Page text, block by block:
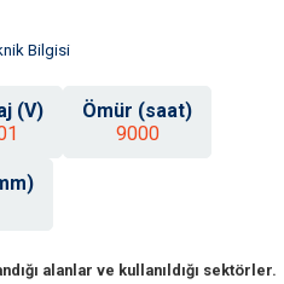
Bilgisi
(V)
Ömür (saat)
9000
alanlar ve kullanıldığı sektörler.